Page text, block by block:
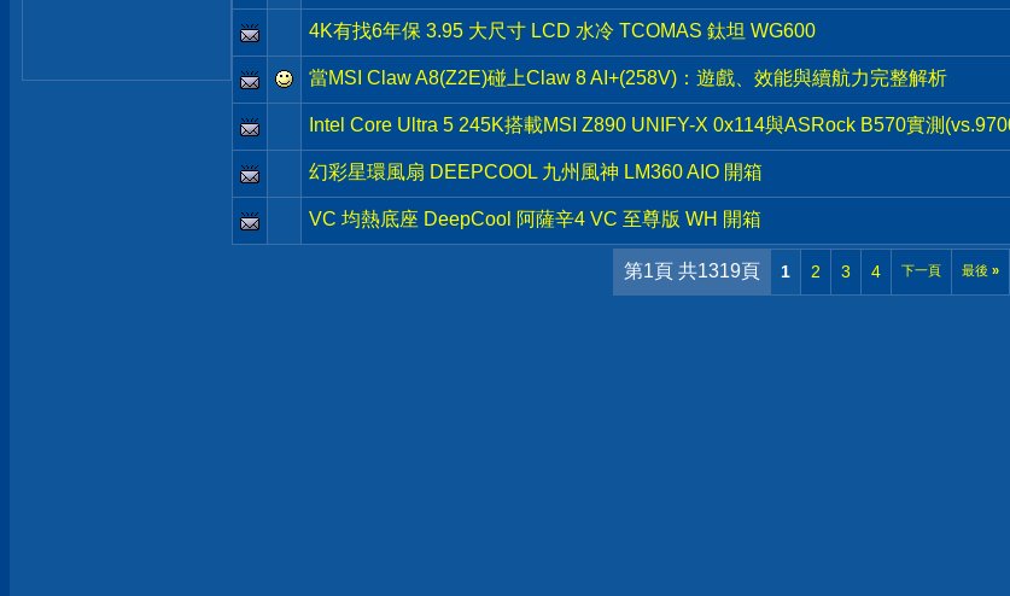
4K有找6年保 3.95 大尺寸 LCD 水冷 TCOMAS 鈦坦 WG600
當MSI Claw A8(Z2E)碰上Claw 8 AI+(258V)：遊戲、效能與續航力完整解析
Intel Core Ultra 5 245K搭載MSI Z890 UNIFY-X 0x114與ASRock B570實測
幻彩星環風扇 DEEPCOOL 九州風神 LM360 AIO 開箱
VC 均熱底座 DeepCool 阿薩辛4 VC 至尊版 WH 開箱
第1頁 共1319頁 1 2 3 4 下一頁 最後 »